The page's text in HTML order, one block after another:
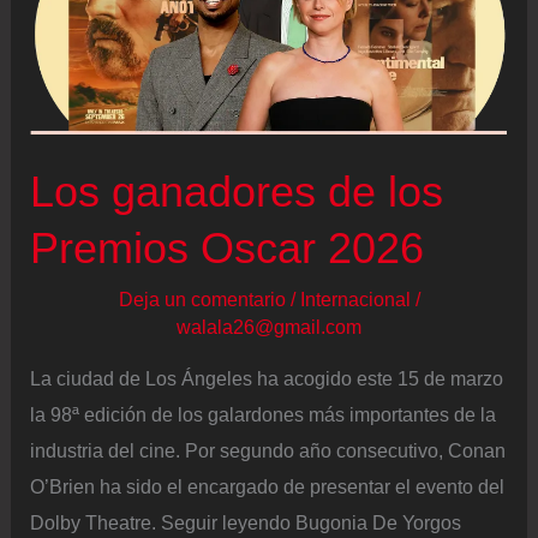
Los ganadores de los
Premios Oscar 2026
Deja un comentario / Internacional /
walala26@gmail.com
La ciudad de Los Ángeles ha acogido este 15 de marzo
la 98ª edición de los galardones más importantes de la
industria del cine. Por segundo año consecutivo, Conan
O’Brien ha sido el encargado de presentar el evento del
Dolby Theatre. Seguir leyendo Bugonia De Yorgos